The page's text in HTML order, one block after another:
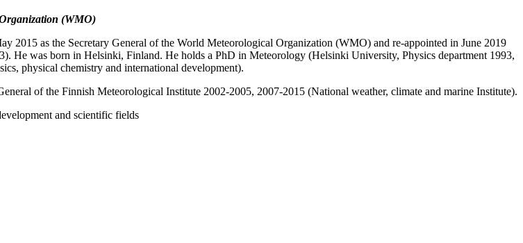
(WMO)
2015 as the Secretary General of the World Meteorological Organization (WMO) and re-appointed in June 2019
He was born in Helsinki, Finland. He holds a PhD in Meteorology (Helsinki University, Physics department 1993,
physical chemistry and international development).
of the Finnish Meteorological Institute 2002-2005, 2007-2015 (National weather, climate and marine Institute).
and scientific fields